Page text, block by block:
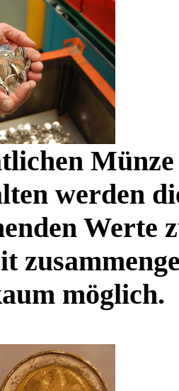
werden
Werte
möglich.